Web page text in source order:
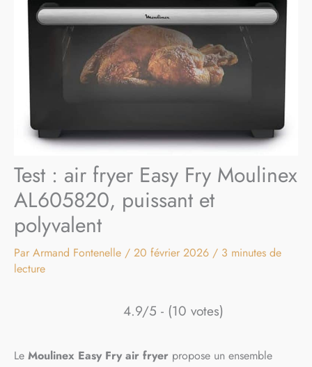
Test : air fryer Easy Fry Moulinex
AL605820, puissant et
polyvalent
Par Armand Fontenelle / 20 février 2026 / 3 minutes de
lecture
4.9/5 - (10 votes)
Le Moulinex Easy Fry air fryer propose un ensemble